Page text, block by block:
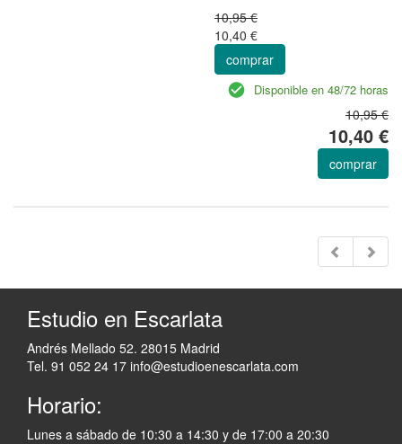
10,95 €
10,40 €
comprar
Disponible en 48/72 horas
10,95 €
10,40 €
comprar
Estudio en Escarlata
Andrés Mellado 52. 28015 Madrid
Tel. 91 052 24 17 info@estudioenescarlata.com
Horario:
Lunes a sábado de 10:30 a 14:30 y de 17:00 a 20:30